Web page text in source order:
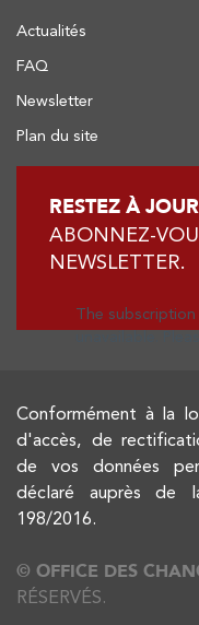
Actualités
FAQ
Newsletter
Plan du site
RESTEZ À JOUR
ABONNEZ-
NEWSLETTER.
The subscription
unavailable.
Conformément à la
d'accès, de
de vos données
déclaré auprès de
198/2016.
© OFFICE DES
RÉSERVÉS.